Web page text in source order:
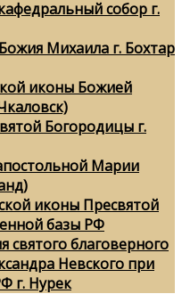
собор г.
Михаила г. Бохтар
иконы Божией
Богородицы г.
Марии
иконы Пресвятой
базы РФ
святого благоверного
Невского при
г. Нурек